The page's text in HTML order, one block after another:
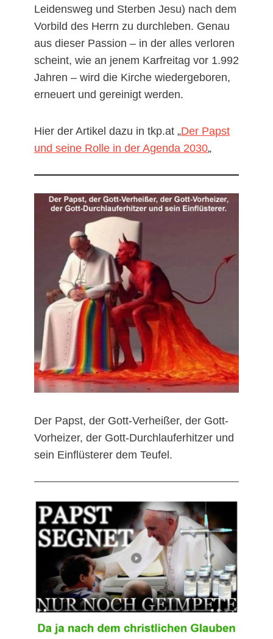
Leidensweg und Sterben Jesu) nach dem
Vorbild des Herrn zu durchleben. Genau
aus dieser Passion – in der alles verloren
scheint, wie an jenem Karfreitag vor 1.992
Jahren – wird die Kirche wiedergeboren,
erneuert und gereinigt werden.
Hier der Artikel dazu in tkp.at „Der Papst
und seine Rolle in der Agenda 2030„
Der Papst, der Gott-Verheißer, der Gott-
Vorheizer, der Gott-Durchlauferhitzer und
sein Einflüsterer dem Teufel.